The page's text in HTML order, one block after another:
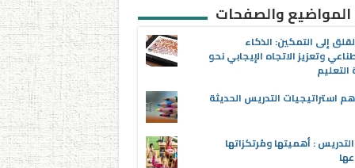
المواضيع والصفحات
إلى التمكين: الذكاء
وتعزيز الاتجاه الإيجابي نحو
استراتيجيات التدريس الحديثة
: أهميتها ومُرتكزاتها